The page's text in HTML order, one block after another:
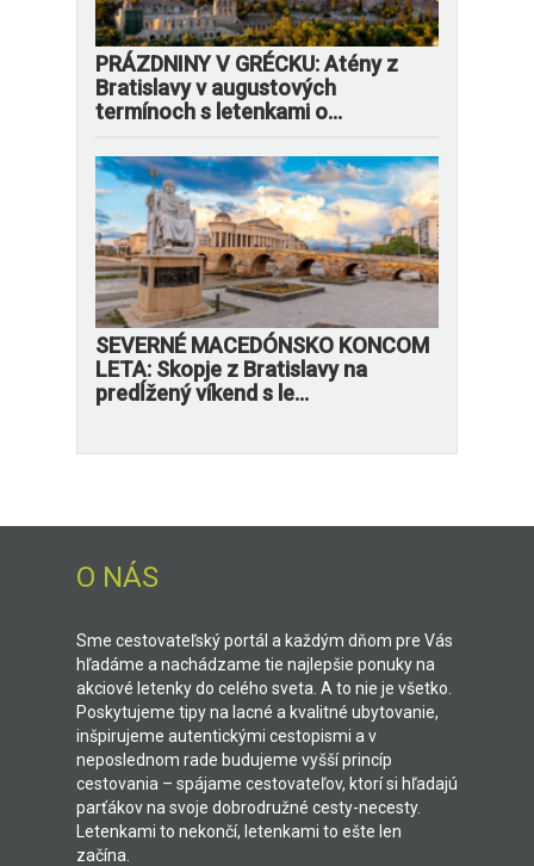
PRÁZDNINY V GRÉCKU: Atény z
Bratislavy v augustových
termínoch s letenkami o...
SEVERNÉ MACEDÓNSKO KONCOM
LETA: Skopje z Bratislavy na
predĺžený víkend s le...
O NÁS
Sme cestovateľský portál a každým dňom pre Vás
hľadáme a nachádzame tie najlepšie ponuky na
akciové letenky do celého sveta. A to nie je všetko.
Poskytujeme tipy na lacné a kvalitné ubytovanie,
inšpirujeme autentickými cestopismi a v
neposlednom rade budujeme vyšší princíp
cestovania – spájame cestovateľov, ktorí si hľadajú
parťákov na svoje dobrodružné cesty-necesty.
Letenkami to nekončí, letenkami to ešte len
začína.